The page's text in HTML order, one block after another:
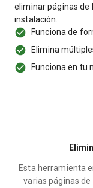
eliminar páginas de
instalación.
Funciona de
Elimina
Funciona en tu
Esta herramienta
varias páginas